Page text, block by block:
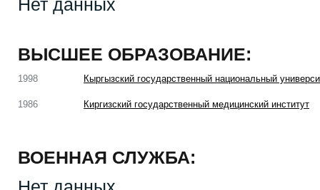
Нет данных
ВЫСШЕЕ ОБРАЗОВАНИЕ:
1998 Кыргызский государственный национальный
1986 Киргизский государственный медицинский институт
ВОЕННАЯ СЛУЖБА: